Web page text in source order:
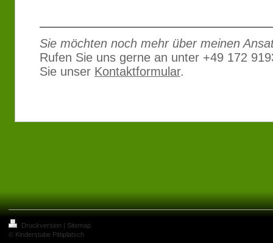
Sie möchten noch mehr über meinen
Rufen Sie uns gerne an unter +49 172
Sie unser Kontaktformular.
Druckversion | Sitemap
© Kinderstube Pittiplatsch